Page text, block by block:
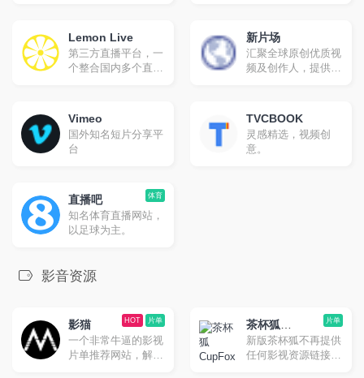
dota2、dnf等热门游
戏直播以及单机游
戏、手游等游戏直
SSC、F1天王赛等
顶级赛事的高清、流
畅直播,为玩家个人
直播提供全面支持,
花絮视频,这里是观
看比赛、选手、解
说、美女直播和视频
趣的UP主，好玩有
科技感的虚拟偶像，
年轻人都在用。
Lemon Live
第三方直播平台，一
个整合国内多个直播
无广告纯净版，代码
开源在GitHub，支持
虎牙、斗鱼、
BILIBILI直播、网易
新片场
汇聚全球原创优质视
频及创作人，提供
视频艺术学习教程，
正版视觉素材交易
等，与百万创作人一
起成长。
Vimeo
国外知名短片分享平
台
TVCBOOK
灵感精选，视频创
意。
体育
直播吧
知名体育直播网站，
以足球为主。
影音资源
片单
HOT
影猫
一个非常牛逼的影视
片单推荐网站，解决
片单
茶杯狐
CupFox
新版茶杯狐不再提供
任何影视资源链接，